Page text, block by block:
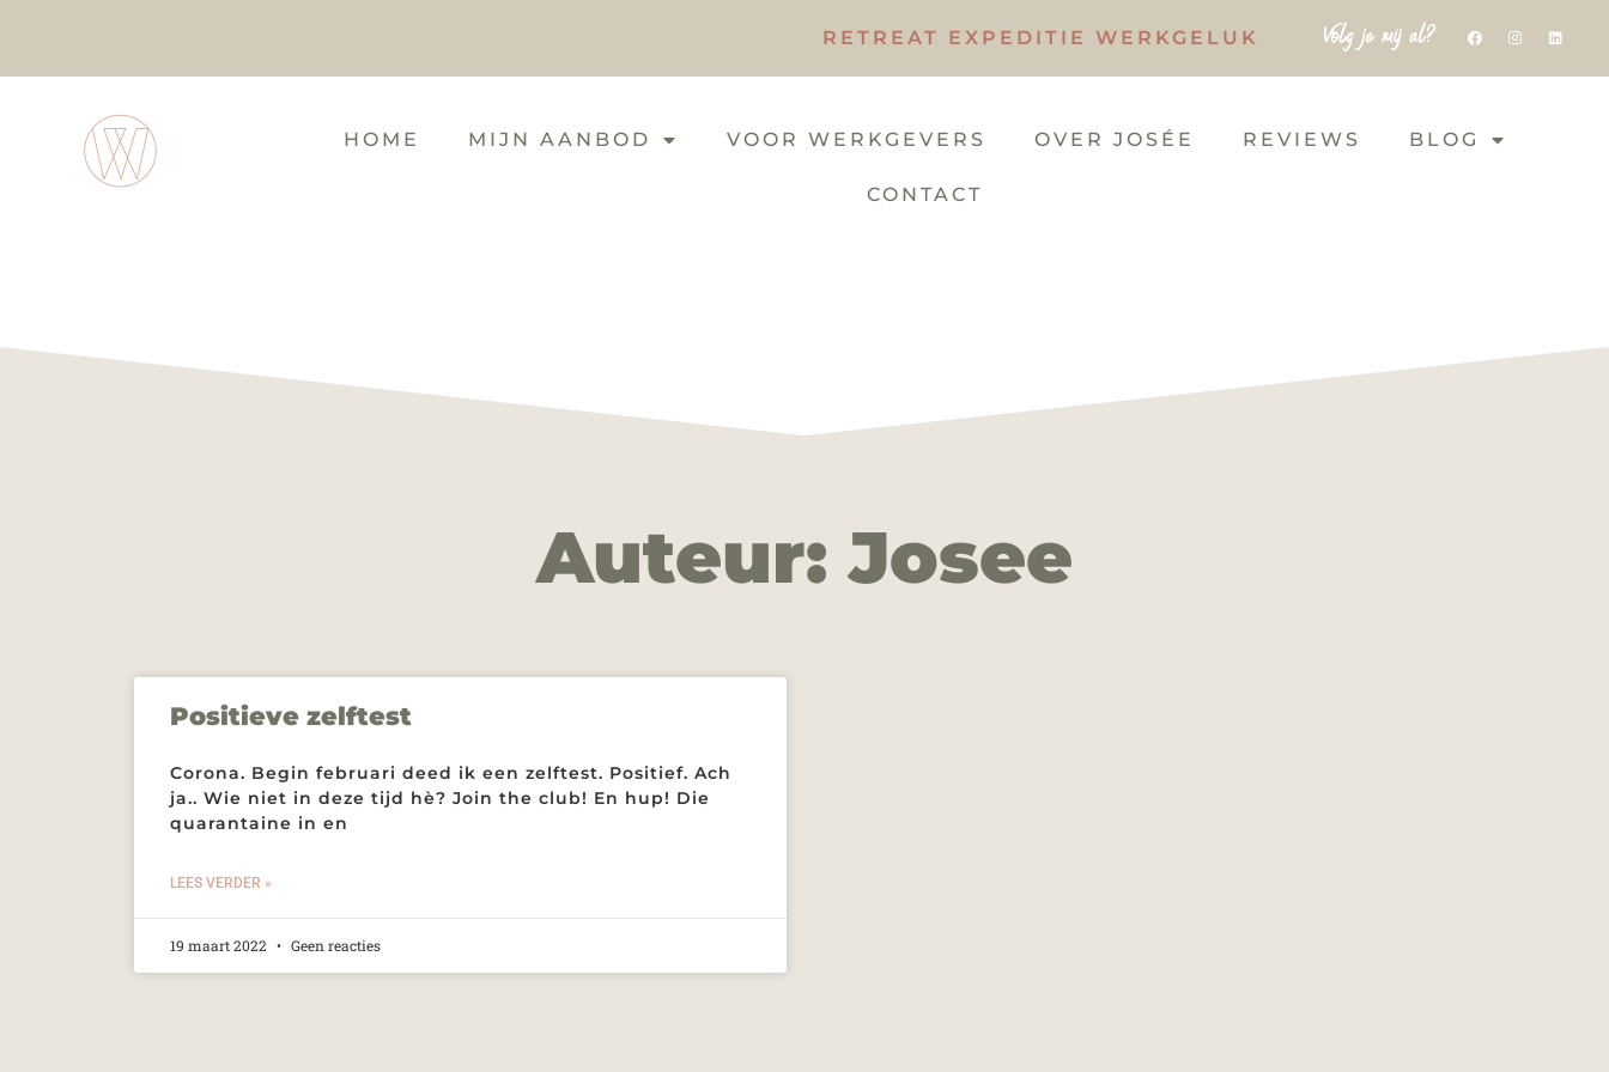
RETREAT EXPEDITIE WERKGELUK Volg je mij al?
HOME MIJN AANBOD VOOR WERKGEVERS OVER JOSÉE REVIEWS BLOG
CONTACT
Auteur:Josee
Positieve zelftest
Corona. Begin februari deed ik een zelftest. Positief. Ach
ja.. Wie niet in deze tijd hè? Join the club! En hup! Die
quarantaine in en
LEES VERDER »
19 maart 2022 Geen reacties